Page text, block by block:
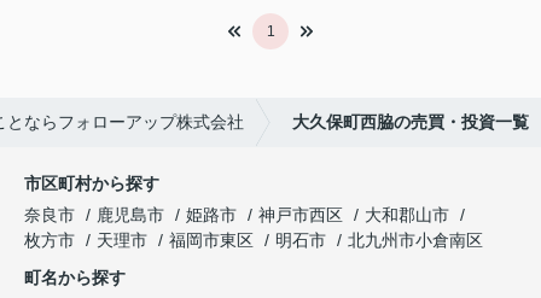
1
とならフォローアップ株式会社 大久保町西脇の売買・投資一覧
市区町村から探す
奈良市
鹿児島市 姫路市 神戸市西区
大和郡山市
枚方市
天理市 福岡市東区 明石市
北九州市小倉南区
町名から探す